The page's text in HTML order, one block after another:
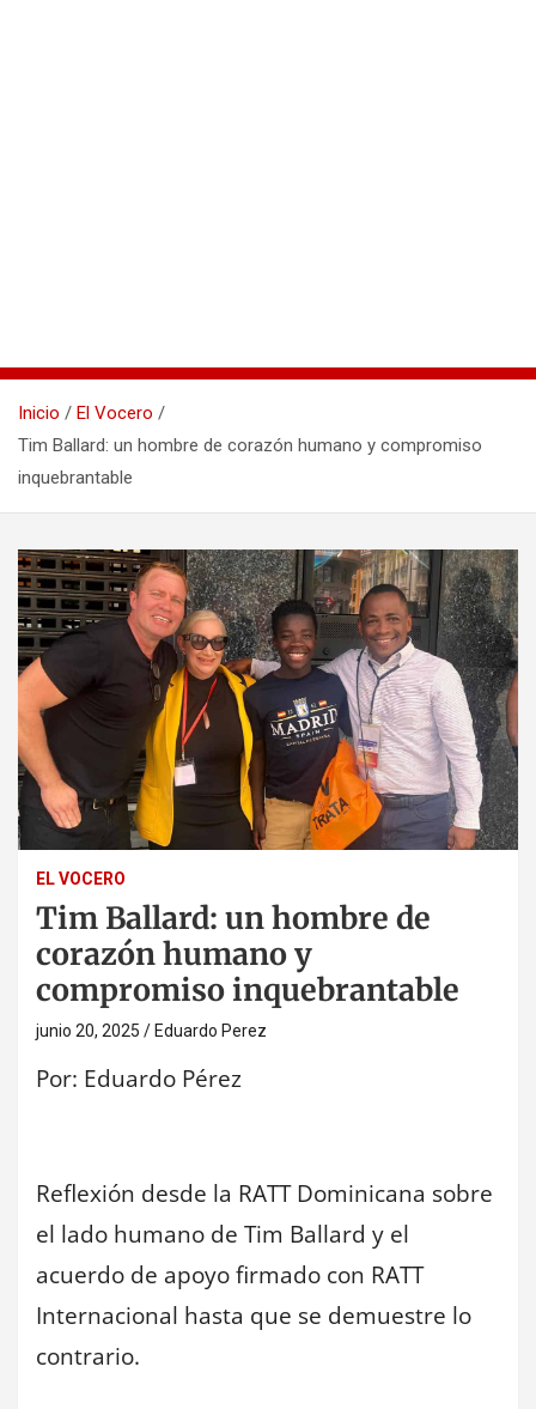
Inicio
El Vocero
Tim Ballard: un hombre de corazón humano y compromiso
inquebrantable
EL VOCERO
Tim Ballard: un hombre de
corazón humano y
compromiso inquebrantable
junio 20, 2025 Eduardo Perez
Por: Eduardo Pérez
Reflexión desde la RATT Dominicana sobre
el lado humano de Tim Ballard y el
acuerdo de apoyo firmado con RATT
Internacional hasta que se demuestre lo
contrario.